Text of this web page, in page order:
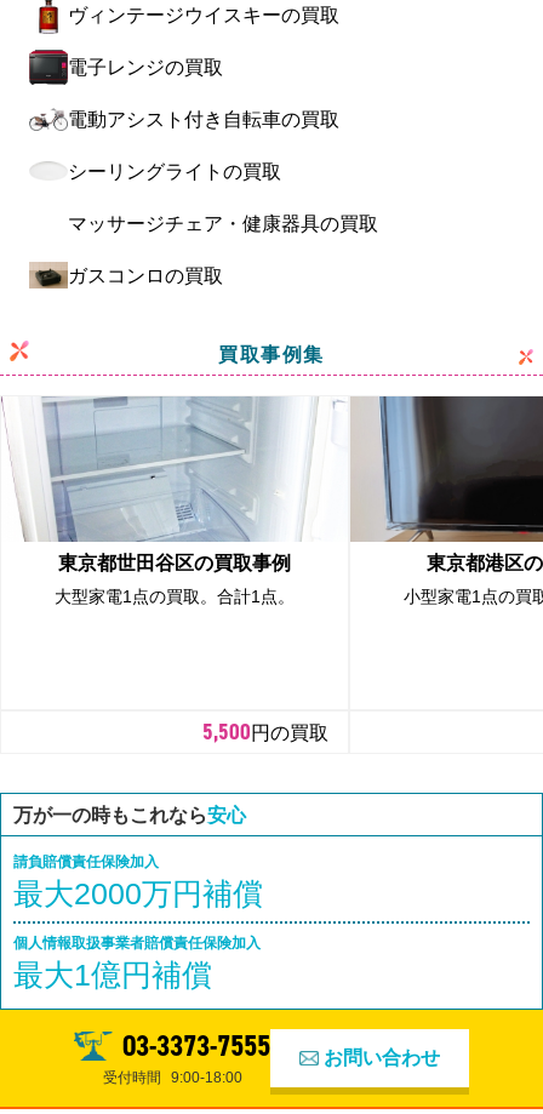
ヴィンテージウイスキーの買取
電子レンジの買取
電動アシスト付き自転車の買取
シーリングライトの買取
マッサージチェア・健康器具の買取
ガスコンロの買取
買取事例集
東京都世田谷区の買取事例
大型家電1点の買取。合計1点。
5,500円の買取
東京都港区
小型家電1点の買
万が一の時もこれなら安心
請負賠償責任保険加入
最大2000万円補償
個人情報取扱事業者賠償責任保険加入
最大1億円補償
03-3373-7555
受付時間 9:00-18:00
お問い合わせ